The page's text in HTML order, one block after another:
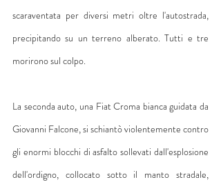
scaraventata per diversi metri oltre l'autostrada,
precipitando su un terreno alberato. Tutti e tre
morirono sul colpo.
La seconda auto, una Fiat Croma bianca guidata da
Giovanni Falcone, si schiantò violentemente contro
gli enormi blocchi di asfalto sollevati dall'esplosione
dell'ordigno, collocato sotto il manto stradale,